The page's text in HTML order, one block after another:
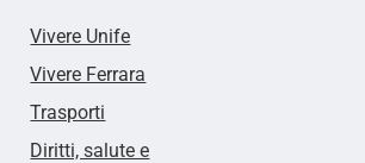
Vivere Unife
Vivere Ferrara
Trasporti
Diritti, salute e